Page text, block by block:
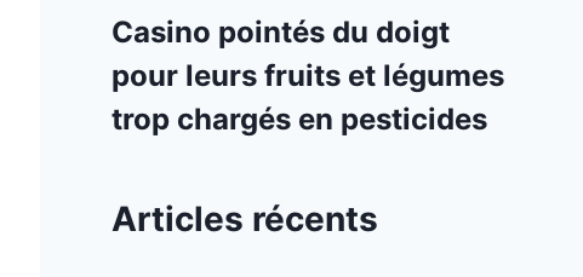
Casino pointés du doigt
pour leurs fruits et légumes
trop chargés en pesticides
Articles récents